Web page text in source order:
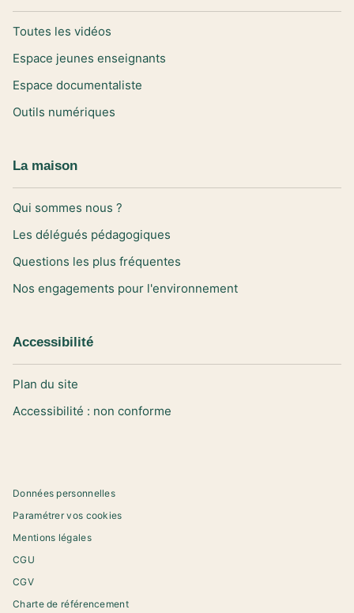
Toutes les vidéos
Espace jeunes enseignants
Espace documentaliste
Outils numériques
La maison
Qui sommes nous ?
Les délégués pédagogiques
Questions les plus fréquentes
Nos engagements pour l'environnement
Accessibilité
Plan du site
Accessibilité : non conforme
Données personnelles
Paramétrer vos cookies
Mentions légales
CGU
CGV
Charte de référencement